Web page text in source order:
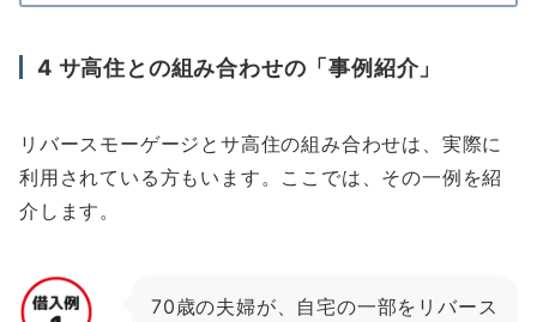
4 サ高住との組み合わせの「事例紹介」
リバースモーゲージとサ高住の組み合わせは、実際に
利用されている方もいます。ここでは、その一例を紹
介します。
70歳の夫婦が、自宅の一部をリバース